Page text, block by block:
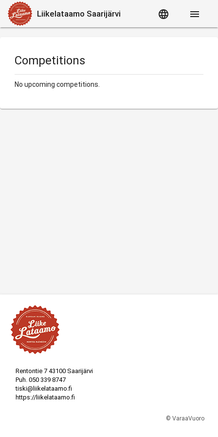
Liikelataamo Saarijärvi language menu
Competitions
No upcoming competitions.
Rentontie 7 43100 Saarijärvi
Puh. 050 339 8747
tiski@liikelataamo.fi
https://liikelataamo.fi
© VaraaVuoro